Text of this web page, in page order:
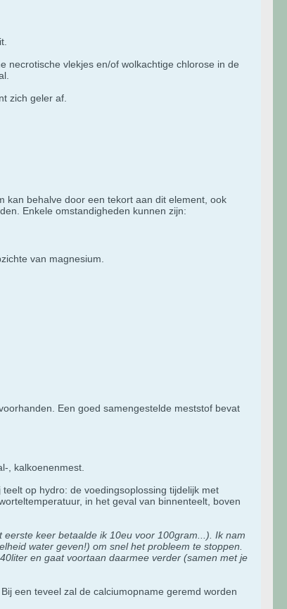
necrotische vlekjes en/of wolkachtige chlorose in de
zich geler af.
kan behalve door een tekort aan dit element, ook
Enkele omstandigheden kunnen zijn:
van magnesium.
Een goed samengestelde meststof bevat
, kalkoenenmest.
op hydro: de voedingsoplossing tijdelijk met
in het geval van binnenteelt, boven
keer betaalde ik 10eu voor 100gram...). Ik nam
water geven!) om snel het probleem te stoppen.
en gaat voortaan daarmee verder (samen met je
een teveel zal de calciumopname geremd worden